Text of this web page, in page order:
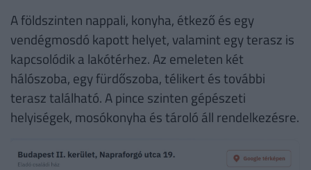
A földszinten nappali, konyha, étkező és egy
vendégmosdó kapott helyet, valamint egy terasz is
kapcsolódik a lakótérhez. Az emeleten két
hálószoba, egy fürdőszoba, télikert és további
terasz található. A pince szinten gépészeti
helyiségek, mosókonyha és tároló áll rendelkezésre.